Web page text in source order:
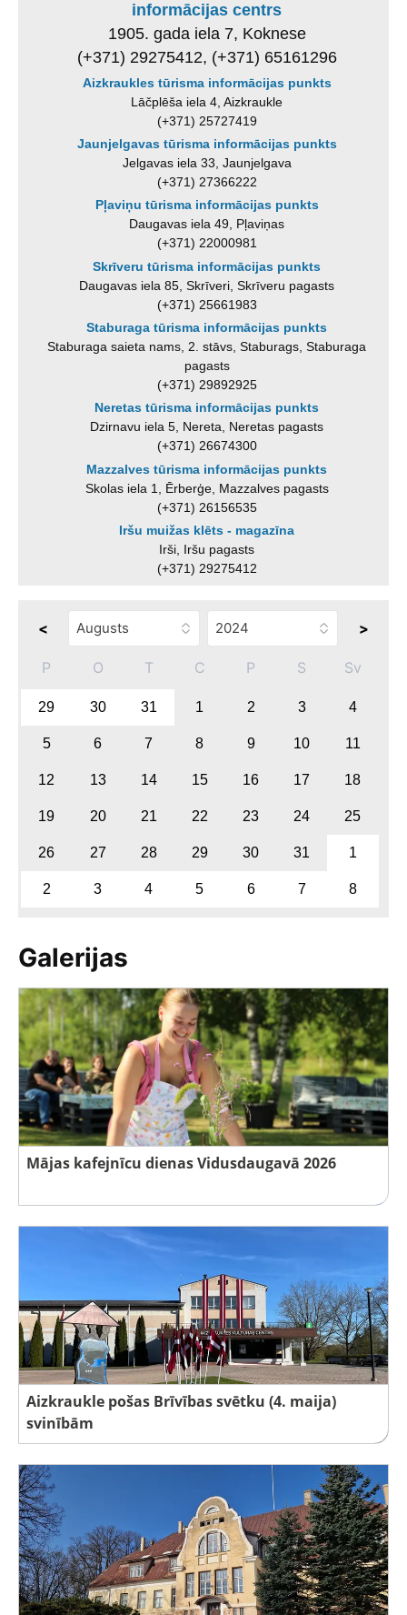
informācijas centrs
1905. gada iela 7, Koknese
(+371) 29275412, (+371) 65161296
Aizkraukles tūrisma informācijas punkts
Lāčplēša iela 4, Aizkraukle
(+371) 25727419
Jaunjelgavas tūrisma informācijas punkts
Jelgavas iela 33, Jaunjelgava
(+371) 27366222
Pļaviņu tūrisma informācijas punkts
Daugavas iela 49, Pļaviņas
(+371) 22000981
Skrīveru tūrisma informācijas punkts
Daugavas iela 85, Skrīveri, Skrīveru pagasts
(+371) 25661983
Staburaga tūrisma informācijas punkts
Staburaga saieta nams, 2. stāvs, Staburags, Staburaga
pagasts
(+371) 29892925
Neretas tūrisma informācijas punkts
Dzirnavu iela 5, Nereta, Neretas pagasts
(+371) 26674300
Mazzalves tūrisma informācijas punkts
Skolas iela 1, Ērberģe, Mazzalves pagasts
(+371) 26156535
Iršu muižas klēts - magazīna
Irši, Iršu pagasts
(+371) 29275412
< >
P O T C P S Sv
29 30 31 1 2 3 4
5 6 7 8 9 10 11
12 13 14 15 16 17 18
19 20 21 22 23 24 25
26 27 28 29 30 31 1
2 3 4 5 6 7 8
Galerijas
Mājas kafejnīcu dienas Vidusdaugavā 2026
Aizkraukle pošas Brīvības svētku (4. maija)
svinībām